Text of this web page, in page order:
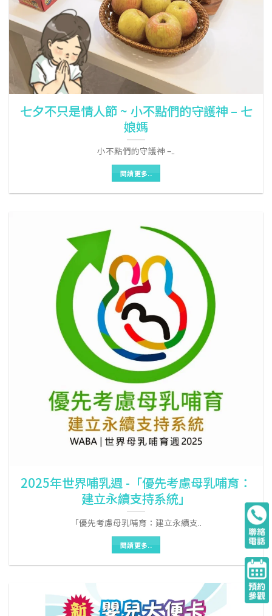
七夕不只是情人節 ~ 小不點們的守護神 – 七
娘媽
小不點們的守護神 –..
閱讀更多..
2025年世界哺乳週 -「優先考慮母乳哺育：
建立永續支持系統」
「優先考慮母乳哺育：建立永續支..
閱讀更多..